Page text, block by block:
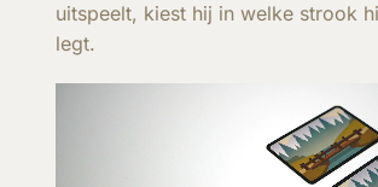
uitspeelt, kiest hij in welke strook
legt.